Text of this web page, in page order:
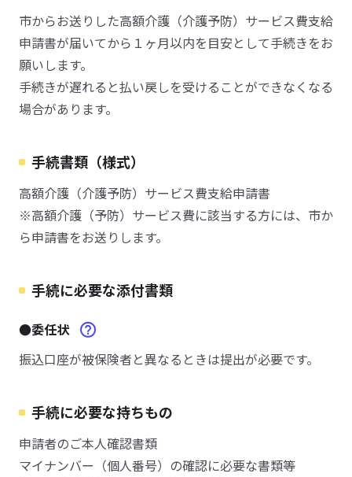
市からお送りした高額介護（介護予防）サービス費支給
申請書が届いてから１ヶ月以内を目安として手続きをお
願いします。
手続きが遅れると払い戻しを受けることができなくなる
場合があります。
手続書類（様式）
高額介護（介護予防）サービス費支給申請書
※高額介護（予防）サービス費に該当する方には、市か
ら申請書をお送りします。
手続に必要な添付書類
●委任状
振込口座が被保険者と異なるときは提出が必要です。
手続に必要な持ちもの
申請者のご本人確認書類
マイナンバー（個人番号）の確認に必要な書類等